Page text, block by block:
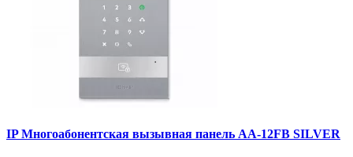
IP Многоабонентская вызывная панель AA-12FB SILVER